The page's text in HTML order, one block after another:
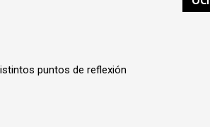
puntos de reflexión